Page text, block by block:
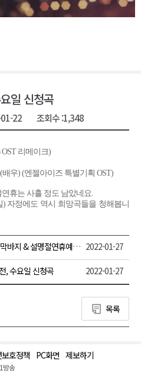
일 신청곡
22 조회수 :1,348
리메이크)
(배우) (엔젤아이즈 특별기획 OST)
휴는 사흘 정도 남았네요.
) 자정에도 역시 희망곡들을 청해봅니
2022 임인년 1월의 막바지 & 설명절연휴예고, 금요일 신청곡 2022-01-27
, 수요일 신청곡 2022-01-27
목록
호정책 PC화면 제보하기
방송